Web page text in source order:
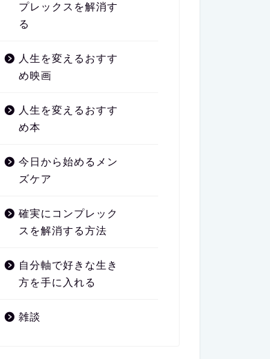
プレックスを解消す
る
人生を変えるおすす
め映画
人生を変えるおすす
め本
今日から始めるメン
ズケア
確実にコンプレック
スを解消する方法
自分軸で好きな生き
方を手に入れる
雑談